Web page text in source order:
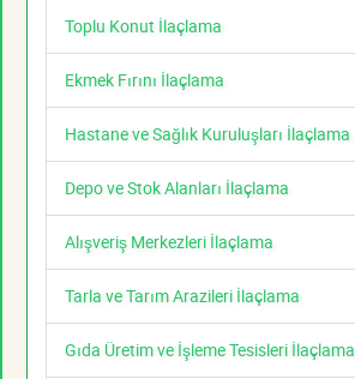
Toplu Konut İlaçlama
Ekmek Fırını İlaçlama
Hastane ve Sağlık Kuruluşları İlaçlama
Depo ve Stok Alanları İlaçlama
Alışveriş Merkezleri İlaçlama
Tarla ve Tarım Arazileri İlaçlama
Gıda Üretim ve İşleme Tesisleri İlaçlama